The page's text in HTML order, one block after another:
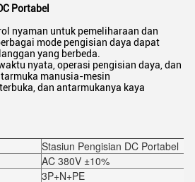
Portabel
nyaman untuk pemeliharaan dan
mode pengisian daya dapat
yang berbeda.
nyata, operasi pengisian daya, dan
manusia-mesin
dan antarmukanya kaya
Stasiun Pengisian DC Portabel
AC 380V ±10%
3P+N+PE